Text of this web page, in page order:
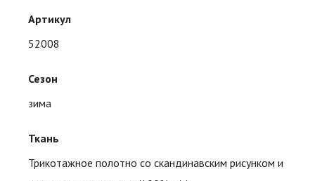
Артикул
52008
Сезон
зима
Ткань
Трикотажное полотно со скандинавским рисунком и